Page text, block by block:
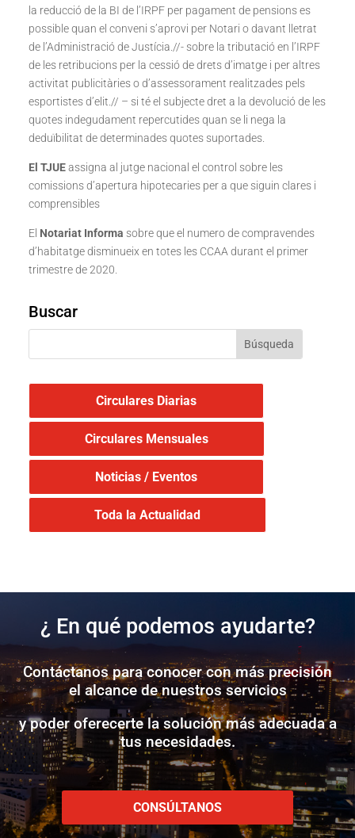
la reducció de la BI de l’IRPF per pagament de pensions es
possible quan el conveni s’aprovi per Notari o davant lletrat
de l’Administració de Justícia.//- sobre la tributació en l’IRPF
de les retribucions per la cessió de drets d’imatge i per altres
activitat publicitàries o d’assessorament realitzades pels
esportistes d’elit.// – si té el subjecte dret a la devolució de les
quotes indegudament repercutides quan se li nega la
deduïbilitat de determinades quotes suportades.
El TJUEassigna al jutge nacional el control sobre les
comissions d’apertura hipotecaries per a que siguin clares i
comprensibles
El Notariat Informa sobre que el numero de compravendes
d’habitatge disminueix en totes les CCAA durant el primer
trimestre de 2020.
Buscar
Circulares Diarias
Circulares Mensuales
Noticias / Eventos
Toda la Actualidad
¿ En qué podemos ayudarte?
Contáctanos para conocer con más precisión
el alcance de nuestros servicios
y poder oferecerte la solución más adecuada a
tus necesidades.
CONSÚLTANOS